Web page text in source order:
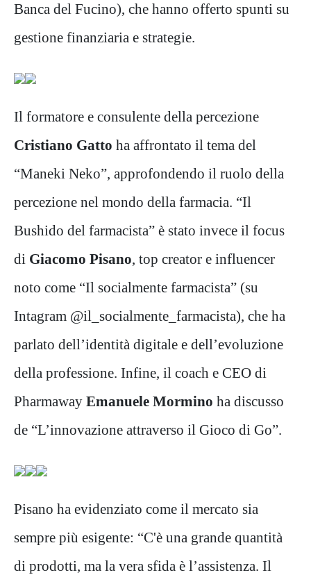
Banca del Fucino), che hanno offerto spunti su
gestione finanziaria e strategie.
Il formatore e consulente della percezione
Cristiano Gatto ha affrontato il tema del
“Maneki Neko”, approfondendo il ruolo della
percezione nel mondo della farmacia. “Il
Bushido del farmacista” è stato invece il focus
di Giacomo Pisano, top creator e influencer
noto come “Il socialmente farmacista” (su
Intagram @il_socialmente_farmacista), che ha
parlato dell’identità digitale e dell’evoluzione
della professione. Infine, il coach e CEO di
Pharmaway Emanuele Mormino ha discusso
de “L’innovazione attraverso il Gioco di Go”.
Pisano ha evidenziato come il mercato sia
sempre più esigente: “C'è una grande quantità
di prodotti, ma la vera sfida è l’assistenza. Il